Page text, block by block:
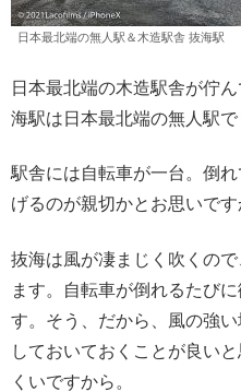
日本最北端の無人駅＆木造駅舎 抜海駅
日本最北端の木造駅舎が佇
海駅は日本最北端の無人駅で
駅舎には自転車が一台。倒
げるのが親切かとお思いです
抜海は風が凄まじく吹くの
ます。自転車が倒れるたび
す。そう、だから、風の強
しておいておくことが良い
くいですから。